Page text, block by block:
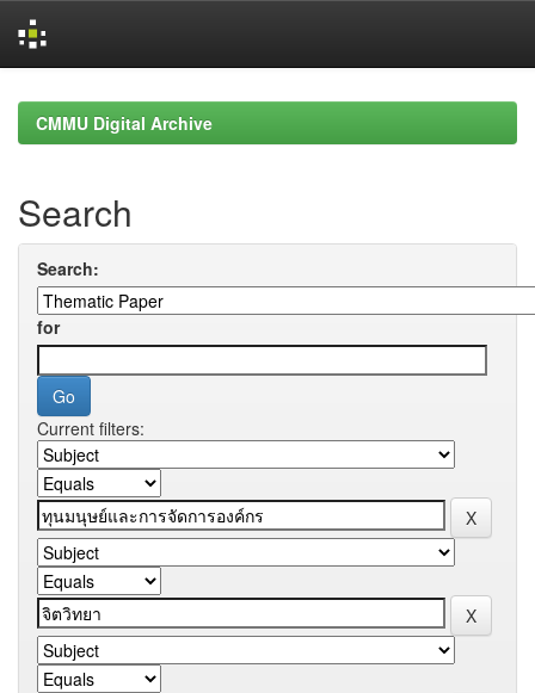
navigationCMMU Digital Archive
Search
Search:
for
Current filters: